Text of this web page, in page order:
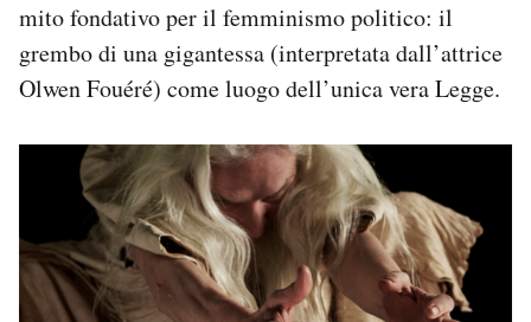
mito fondativo per il femminismo politico: il
grembo di una gigantessa (interpretata dall’attrice
Olwen Fouéré) come luogo dell’unica vera Legge.